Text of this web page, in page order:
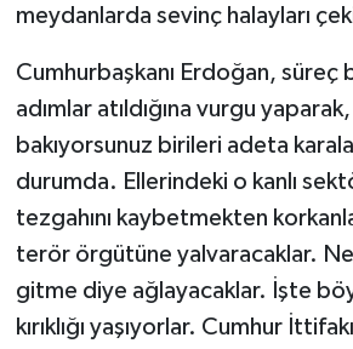
meydanlarda sevinç halayları
Cumhurbaşkanı Erdoğan, süreç
adımlar atıldığına vurgu
bakıyorsunuz birileri adeta
durumda. Ellerindeki o kanlı
tezgahını kaybetmekten
terör örgütüne yalvaracaklar. Ne
gitme diye ağlayacaklar. İşte
kırıklığı yaşıyorlar. Cumhur